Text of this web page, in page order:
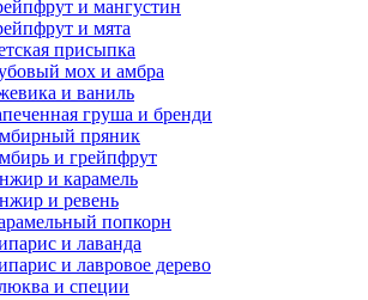
и мангустин
и мята
присыпка
мох и амбра
и ваниль
груша и бренди
пряник
и грейпфрут
и карамель
и ревень
попкорн
и лаванда
и лавровое дерево
и специи